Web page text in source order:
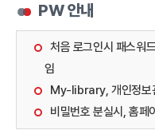
PW 안내
처음 로그인시 패스워
임
My-library, 개인정보
비밀번호 분실시, 홈페